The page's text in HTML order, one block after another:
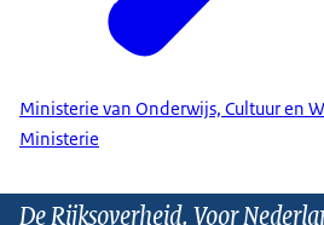
Ministerie van Onderwijs, Cultuur en
Ministerie
De Rijksoverheid. Voor